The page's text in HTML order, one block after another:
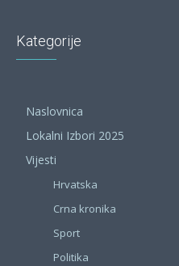
Kategorije
Naslovnica
Lokalni Izbori 2025
Vijesti
Hrvatska
Crna kronika
Sport
Politika